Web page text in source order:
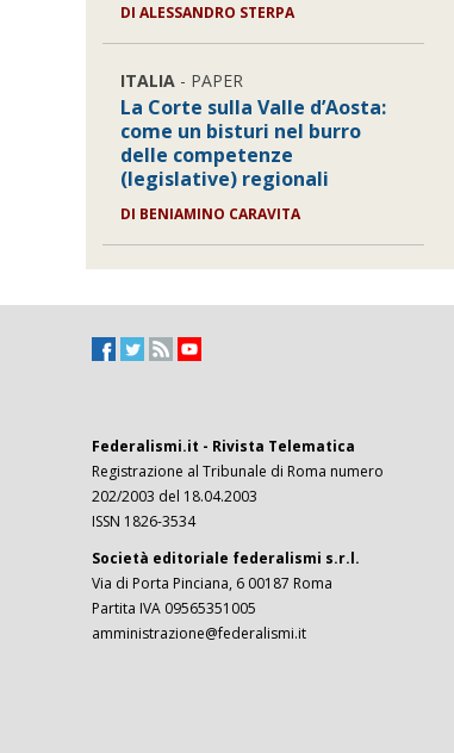
DIALESSANDRO STERPA
ITALIA - PAPER
La Corte sulla Valle d’Aosta:
come un bisturi nel burro
delle competenze
(legislative) regionali
DI BENIAMINO CARAVITA
Federalismi.it - Rivista Telematica
Registrazione al Tribunale di Roma numero
202/2003 del 18.04.2003
ISSN 1826-3534
Società editoriale federalismi s.r.l.
Via di Porta Pinciana, 6 00187 Roma
Partita IVA 09565351005
amministrazione@federalismi.it